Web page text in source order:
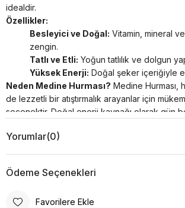
idealdir.
Özellikler:
Besleyici ve Doğal: Vitamin, mineral ve
zengin.
Tatlı ve Etli: Yoğun tatlılık ve dolgun
Yüksek Enerji: Doğal şeker içeriğiyle
Neden Medine Hurması? Medine Hurması,
de lezzetli bir atıştırmalık arayanlar için
seçenektir. Doğal enerji kaynağı olarak gün
Yorumlar(0)
Ödeme Seçenekleri
Favorilere Ekle